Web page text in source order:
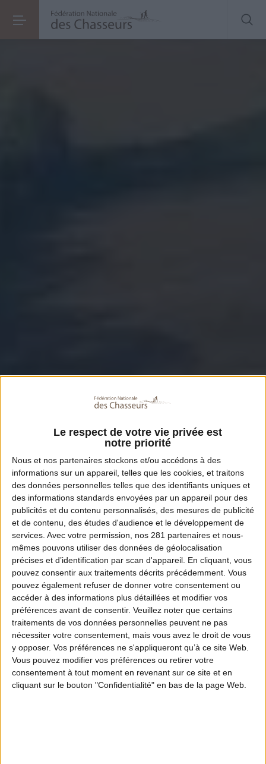
Le respect de votre vie privée est
notre priorité
Nous et nos partenaires stockons et/ou accédons à des
informations sur un appareil, telles que les cookies, et traitons
des données personnelles telles que des identifiants uniques et
des informations standards envoyées par un appareil pour des
publicités et du contenu personnalisés, des mesures de publicité
et de contenu, des études d'audience et le développement de
services. Avec votre permission, nos 281 partenaires et nous-
mêmes pouvons utiliser des données de géolocalisation
précises et d’identification par scan d'appareil. En cliquant, vous
pouvez consentir aux traitements décrits précédemment. Vous
pouvez également refuser de donner votre consentement ou
accéder à des informations plus détaillées et modifier vos
préférences avant de consentir. Veuillez noter que certains
traitements de vos données personnelles peuvent ne pas
nécessiter votre consentement, mais vous avez le droit de vous
y opposer. Vos préférences ne s'appliqueront qu’à ce site Web.
Vous pouvez modifier vos préférences ou retirer votre
consentement à tout moment en revenant sur ce site et en
cliquant sur le bouton "Confidentialité" en bas de la page Web.